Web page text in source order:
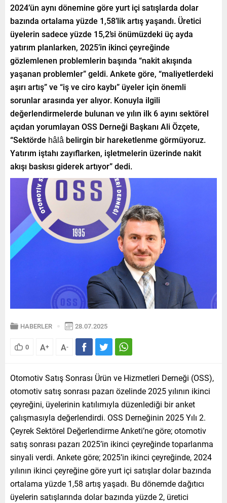
2024’ün aynı dönemine göre yurt içi satışlarda dolar
bazında ortalama yüzde 1,58’lik artış yaşandı. Üretici
üyelerin sadece yüzde 15,2’si önümüzdeki üç ayda
yatırım planlarken, 2025’in ikinci çeyreğinde
gözlemlenen problemlerin başında “nakit akışında
yaşanan problemler” geldi. Ankete göre, “maliyetlerdeki
aşırı artış” ve “iş ve ciro kaybı” üyeler için önemli
sorunlar arasında yer alıyor. Konuyla ilgili
değerlendirmelerde bulunan ve yılın ilk 6 ayını sektörel
açıdan yorumlayan OSS Derneği Başkanı Ali Özçete,
“Sektörde hâlâ belirgin bir hareketlenme görmüyoruz.
Yatırım iştahı zayıflarken, işletmelerin üzerinde nakit
akışı baskısı giderek artıyor” dedi.
HABERLER 28.07.2025
0 A+ A-
Otomotiv Satış Sonrası Ürün ve Hizmetleri Derneği (OSS),
otomotiv satış sonrası pazarı özelinde 2025 yılının ikinci
çeyreğini, üyelerinin katılımıyla düzenlediği bir anket
çalışmasıyla değerlendirdi. OSS Derneğinin 2025 Yılı 2.
Çeyrek Sektörel Değerlendirme Anketi’ne göre; otomotiv
satış sonrası pazarı 2025’in ikinci çeyreğinde toparlanma
sinyali verdi. Ankete göre; 2025’in ikinci çeyreğinde, 2024
yılının ikinci çeyreğine göre yurt içi satışlar dolar bazında
ortalama yüzde 1,58 artış yaşadı. Bu dönemde dağıtıcı
üyelerin satışlarında dolar bazında yüzde 2, üretici